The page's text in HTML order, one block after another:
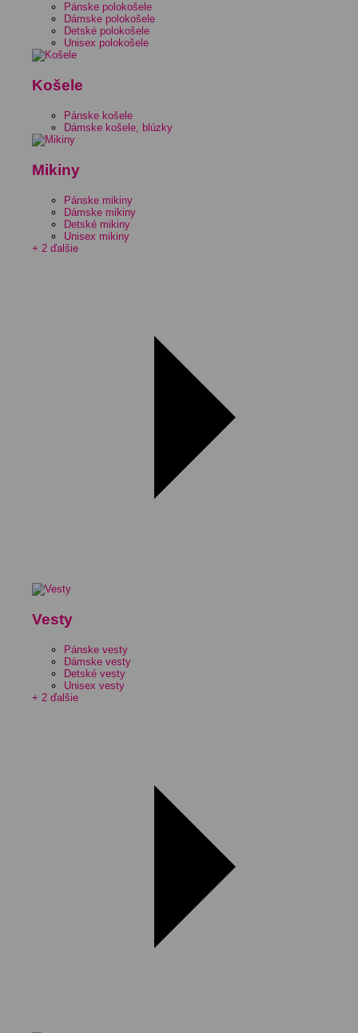
Pánske polokošele
Dámske polokošele
Detské polokošele
Unisex polokošele
Košele
Pánske košele
Dámske košele, blúzky
Mikiny
Pánske mikiny
Dámske mikiny
Detské mikiny
Unisex mikiny
+ 2 ďalšie
Vesty
Pánske vesty
Dámske vesty
Detské vesty
Unisex vesty
+ 2 ďalšie